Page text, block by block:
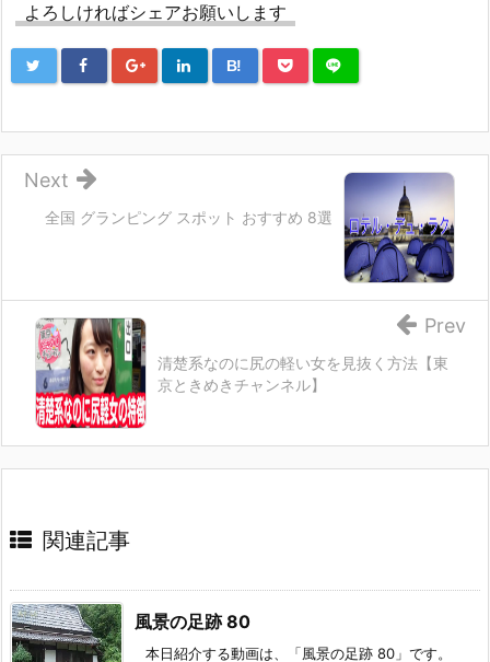
よろしければシェアお願いします
B!
全国 グランピング スポット おすすめ 8選
Next
清楚系なのに尻の軽い女を見抜く方法【東
京ときめきチャンネル】
Prev
関連記事
風景の足跡 80
本日紹介する動画は、「風景の足跡 80」です。